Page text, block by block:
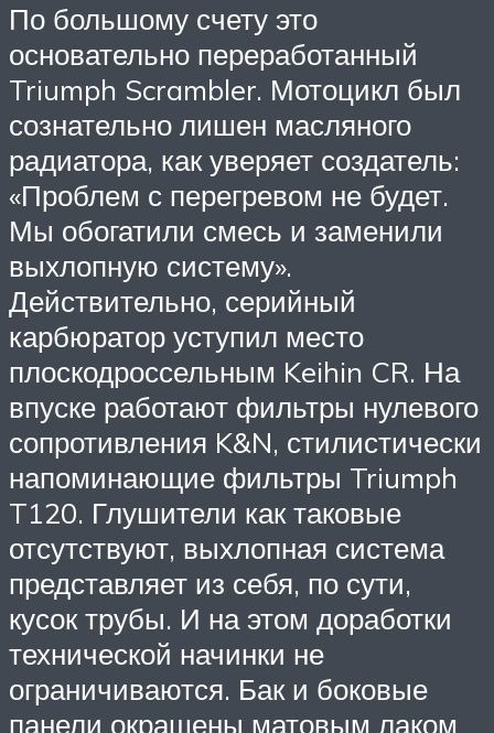
По большому счету это
основательно переработанный
Triumph Scrambler. Мотоцикл был
сознательно лишен масляного
радиатора, как уверяет создатель:
«Проблем с перегревом не будет.
Мы обогатили смесь и заменили
выхлопную систему».
Действительно, серийный
карбюратор уступил место
плоскодроссельным Keihin CR. На
впуске работают фильтры нулевого
сопротивления K&N, стилистически
напоминающие фильтры Triumph
T120. Глушители как таковые
отсутствуют, выхлопная система
представляет из себя, по сути,
кусок трубы. И на этом доработки
технической начинки не
ограничиваются. Бак и боковые
панели окрашены матовым лаком